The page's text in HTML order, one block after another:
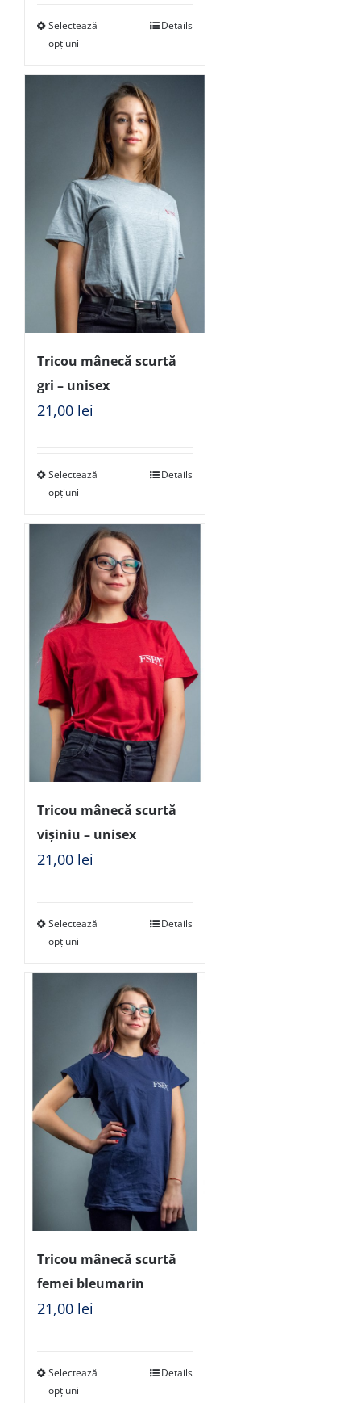
Selectează
opțiuni
Details
Tricou mânecă scurtă
gri – unisex
21,00 lei
Selectează
opțiuni
Details
Tricou mânecă scurtă
vișiniu – unisex
21,00 lei
Selectează
opțiuni
Details
Tricou mânecă scurtă
femei bleumarin
21,00 lei
Selectează
opțiuni
Details